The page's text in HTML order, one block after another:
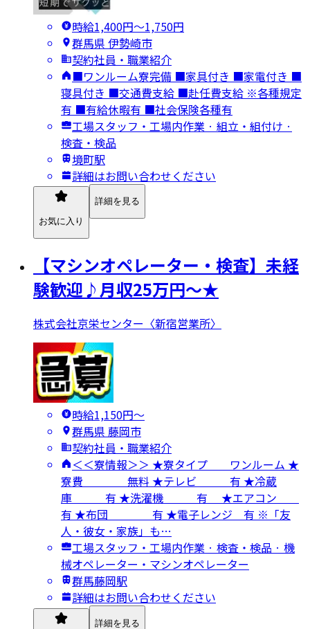
時給1,400円〜1,750円
群馬県 伊勢崎市
契約社員・職業紹介
■ワンルーム寮完備 ■家具付き ■家電付き ■
寝具付き ■交通費支給 ■赴任費支給 ※各種規定
有 ■有給休暇有 ■社会保険各種有
工場スタッフ・工場内作業 · 組立・組付け ·
検査・検品
境町駅
詳細はお問い合わせください
お気に入り
詳細を見る
【マシンオペレーター・検査】未経
験歓迎♪月収25万円～★
株式会社京栄センター〈新宿営業所〉
時給1,150円〜
群馬県 藤岡市
契約社員・職業紹介
＜＜寮情報＞＞ ★寮タイプ ワンルーム ★
寮費 無料 ★テレビ 有 ★冷蔵
庫 有 ★洗濯機 有 ★エアコン
有 ★布団 有 ★電子レンジ 有 ※「友
人・彼女・家族」も…
工場スタッフ・工場内作業 · 検査・検品 · 機
械オペレーター・マシンオペレーター
群馬藤岡駅
詳細はお問い合わせください
詳細を見る